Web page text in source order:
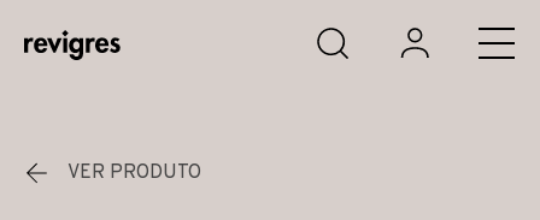
Saltar para o conteúdo principal
VER PRODUTO